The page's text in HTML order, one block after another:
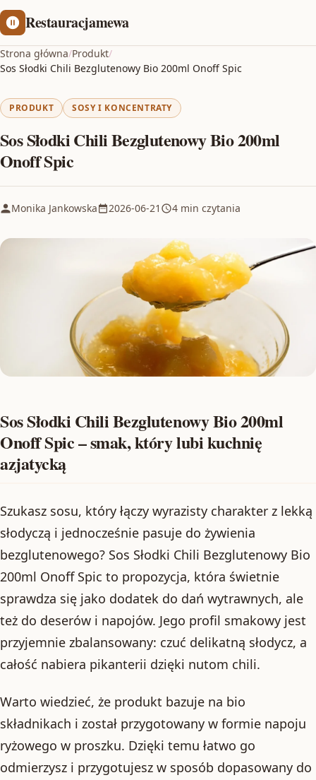
Restauracjamewa
Strona główna/Produkt/
Sos Słodki Chili Bezglutenowy Bio 200ml Onoff Spic
PRODUKT SOSY I KONCENTRATY
Sos Słodki Chili Bezglutenowy Bio 200ml
Onoff Spic
Monika Jankowska 2026-06-21 4 min czytania
Sos Słodki Chili Bezglutenowy Bio 200ml
Onoff Spic – smak, który lubi kuchnię
azjatycką
Szukasz sosu, który łączy wyrazisty charakter z lekką
słodyczą i jednocześnie pasuje do żywienia
bezglutenowego? Sos Słodki Chili Bezglutenowy Bio
200ml Onoff Spic to propozycja, która świetnie
sprawdza się jako dodatek do dań wytrawnych, ale
też do deserów i napojów. Jego profil smakowy jest
przyjemnie zbalansowany: czuć delikatną słodycz, a
całość nabiera pikanterii dzięki nutom chili.
Warto wiedzieć, że produkt bazuje na bio
składnikach i został przygotowany w formie napoju
ryżowego w proszku. Dzięki temu łatwo go
odmierzysz i przygotujesz w sposób dopasowany do